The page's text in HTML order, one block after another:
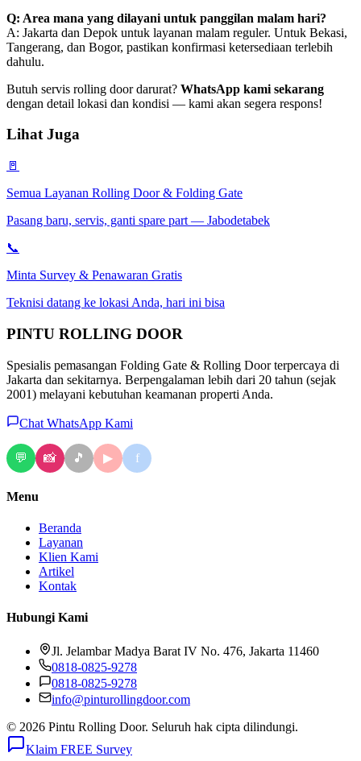
Q: Area mana yang dilayani untuk panggilan malam hari?
A: Jakarta dan Depok untuk layanan malam reguler. Untuk Bekasi,
Tangerang, dan Bogor, pastikan konfirmasi ketersediaan terlebih
dahulu.
Butuh servis rolling door darurat? WhatsApp kami sekarang
dengan detail lokasi dan kondisi — kami akan segera respons!
Lihat Juga
🚪
Semua Layanan Rolling Door & Folding Gate
Pasang baru, servis, ganti spare part — Jabodetabek
📞
Minta Survey & Penawaran Gratis
Teknisi datang ke lokasi Anda, hari ini bisa
PINTU ROLLING DOOR
Spesialis pemasangan Folding Gate & Rolling Door terpercaya di
Jakarta dan sekitarnya. Berpengalaman lebih dari 20 tahun (sejak
2001) melayani kebutuhan keamanan properti Anda.
Chat WhatsApp Kami
💬 📸 🎵 ▶ f
Menu
Beranda
Layanan
Klien Kami
Artikel
Kontak
Hubungi Kami
Jl. Jelambar Madya Barat IV No. 476, Jakarta 11460
0818-0825-9278
0818-0825-9278
info@pinturollingdoor.com
© 2026 Pintu Rolling Door. Seluruh hak cipta dilindungi.
Klaim FREE Survey